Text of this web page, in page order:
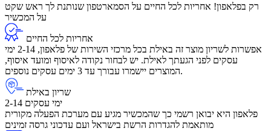
רק בפלאפון! אחריות לכל החיים על הסמארטפון שנותנת לך ראש שקט
על המכשיר
אחריות לכל החיים
אפשרות לשריון מוצר זה באילת בכל מרכזי השירות של פלאפון, 2-14 ימי
עסקים לפני הגעתך לאילת. יש לבחור נקודה לאיסוף ומועד איסוף,
המוצרים יישמרו עבורך עד 3 ימים עסקים נוספים.
שריון באילת
2-14 ימי עסקים
פלאפון היא יבואן רשמי כך שהמכשיר מגיע עם מערכת הפעלה מקורית
מותאמת להגדרות הרשת בישראל ועם עדכוני גרסה זמינים